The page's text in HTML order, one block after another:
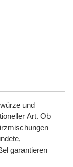
und
Art. Ob
garantieren